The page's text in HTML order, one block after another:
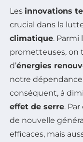
Les innovations
crucial dans la
climatique. Parmi
prometteuses, on
d’énergies
notre
conséquent, à
effet de serre.
de nouvelle
efficaces, mais